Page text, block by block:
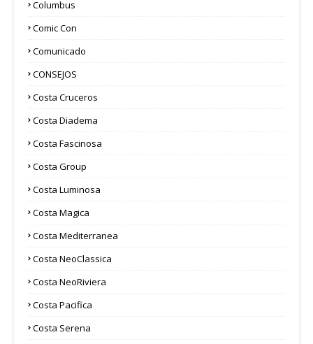
Columbus
Comic Con
Comunicado
CONSEJOS
Costa Cruceros
Costa Diadema
Costa Fascinosa
Costa Group
Costa Luminosa
Costa Magica
Costa Mediterranea
Costa NeoClassica
Costa NeoRiviera
Costa Pacifica
Costa Serena